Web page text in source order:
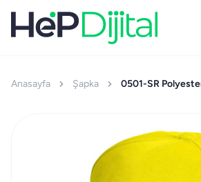
Anasayfa Şapka 0501-SR